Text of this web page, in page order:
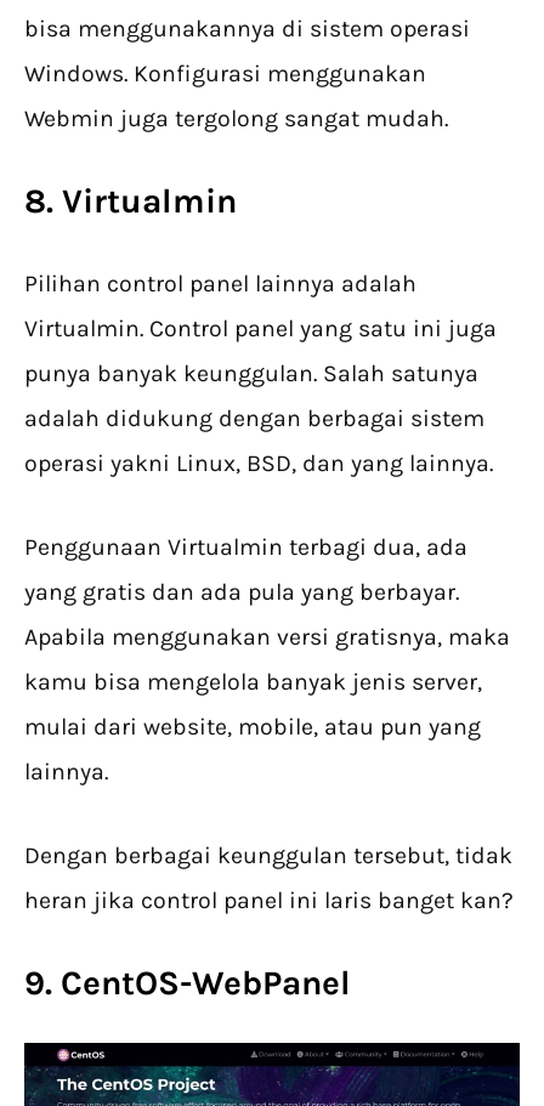
bisa menggunakannya di sistem operasi
Windows. Konfigurasi menggunakan
Webmin juga tergolong sangat mudah.
8. Virtualmin
Pilihan control panel lainnya adalah
Virtualmin. Control panel yang satu ini juga
punya banyak keunggulan. Salah satunya
adalah didukung dengan berbagai sistem
operasi yakni Linux, BSD, dan yang lainnya.
Penggunaan Virtualmin terbagi dua, ada
yang gratis dan ada pula yang berbayar.
Apabila menggunakan versi gratisnya, maka
kamu bisa mengelola banyak jenis server,
mulai dari website, mobile, atau pun yang
lainnya.
Dengan berbagai keunggulan tersebut, tidak
heran jika control panel ini laris banget kan?
9. CentOS-WebPanel